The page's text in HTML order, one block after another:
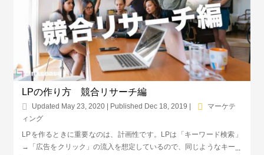
LPの作り方 競合リサーチ編
Updated May 23, 2020 | Published Dec 18, 2019
マーケテ
ィング
LPを作るときに重要なのは、計画性です。LPは「キーワード検索」
→「広告をクリック」の流入を想定しているので、同じようなキーワ